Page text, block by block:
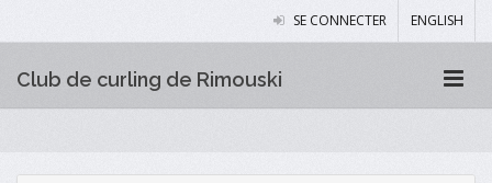
SE CONNECTER ENGLISH
Club de curling de Rimouski